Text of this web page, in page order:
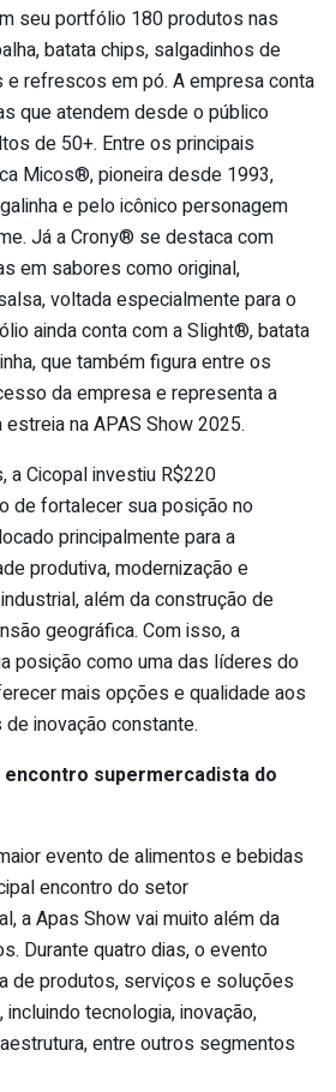
seu portfólio 180 produtos nas
batata chips, salgadinhos de
refrescos em pó. A empresa conta
que atendem desde o público
de 50+. Entre os principais
Micos®, pioneira desde 1993,
e pelo icônico personagem
Já a Crony® se destaca com
em sabores como original,
voltada especialmente para o
ainda conta com a Slight®, batata
que também figura entre os
da empresa e representa a
na APAS Show 2025.
a Cicopal investiu R$220
de fortalecer sua posição no
principalmente para a
produtiva, modernização e
além da construção de
geográfica. Com isso, a
posição como uma das líderes do
mais opções e qualidade aos
inovação constante.
encontro supermercadista do
evento de alimentos e bebidas
encontro do setor
a Apas Show vai muito além da
Durante quatro dias, o evento
de produtos, serviços e soluções
tecnologia, inovação,
entre outros segmentos